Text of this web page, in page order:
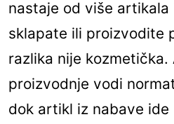
nastaje od više artikala
sklapate ili proizvodite
razlika nije kozmetička.
proizvodnje vodi
dok artikl iz nabave